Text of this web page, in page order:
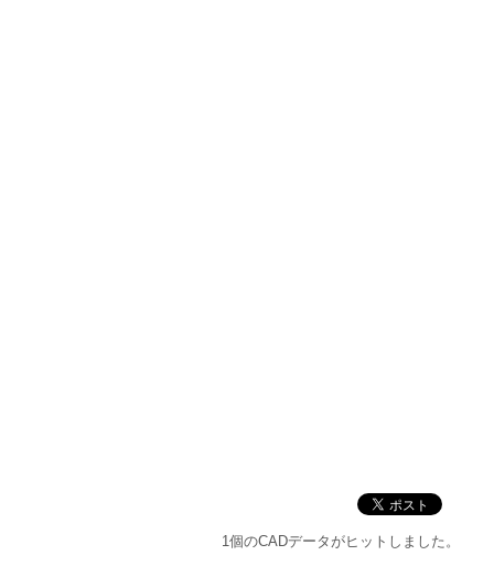
1個のCADデータがヒットしました。